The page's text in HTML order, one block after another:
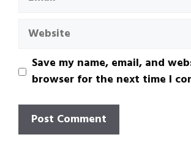
Website
Save my name, email, and
browser for the next time I